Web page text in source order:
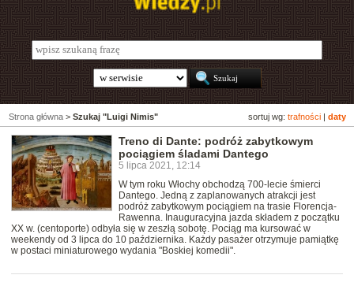
sortuj wg: trafności daty
Strona główna > Szukaj "Luigi Nimis"
Treno di Dante: podróż zabytkowym
pociągiem śladami Dantego
5 lipca 2021, 12:14
W tym roku Włochy obchodzą 700-lecie śmierci
Dantego. Jedną z zaplanowanych atrakcji jest
podróż zabytkowym pociągiem na trasie Florencja-
Rawenna. Inauguracyjna jazda składem z początku
XX w. (centoporte) odbyła się w zeszłą sobotę. Pociąg ma kursować w
weekendy od 3 lipca do 10 października. Każdy pasażer otrzymuje pamiątkę
w postaci miniaturowego wydania "Boskiej komedii".